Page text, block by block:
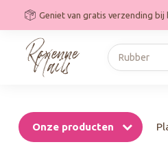
Geniet van gratis verzending bij
Onze producten